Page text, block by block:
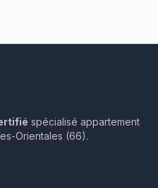
spécialisé appartement
Orientales (66).